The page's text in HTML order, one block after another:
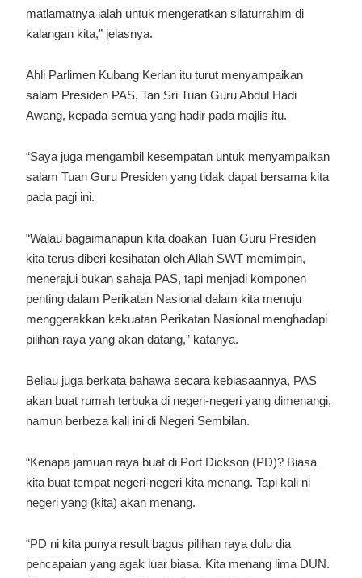
matlamatnya ialah untuk mengeratkan silaturrahim di
kalangan kita,” jelasnya.
Ahli Parlimen Kubang Kerian itu turut menyampaikan
salam Presiden PAS, Tan Sri Tuan Guru Abdul Hadi
Awang, kepada semua yang hadir pada majlis itu.
“Saya juga mengambil kesempatan untuk menyampaikan
salam Tuan Guru Presiden yang tidak dapat bersama kita
pada pagi ini.
“Walau bagaimanapun kita doakan Tuan Guru Presiden
kita terus diberi kesihatan oleh Allah SWT memimpin,
menerajui bukan sahaja PAS, tapi menjadi komponen
penting dalam Perikatan Nasional dalam kita menuju
menggerakkan kekuatan Perikatan Nasional menghadapi
pilihan raya yang akan datang,” katanya.
Beliau juga berkata bahawa secara kebiasaannya, PAS
akan buat rumah terbuka di negeri-negeri yang dimenangi,
namun berbeza kali ini di Negeri Sembilan.
“Kenapa jamuan raya buat di Port Dickson (PD)? Biasa
kita buat tempat negeri-negeri kita menang. Tapi kali ni
negeri yang (kita) akan menang.
“PD ni kita punya result bagus pilihan raya dulu dia
pencapaian yang agak luar biasa. Kita menang lima DUN.